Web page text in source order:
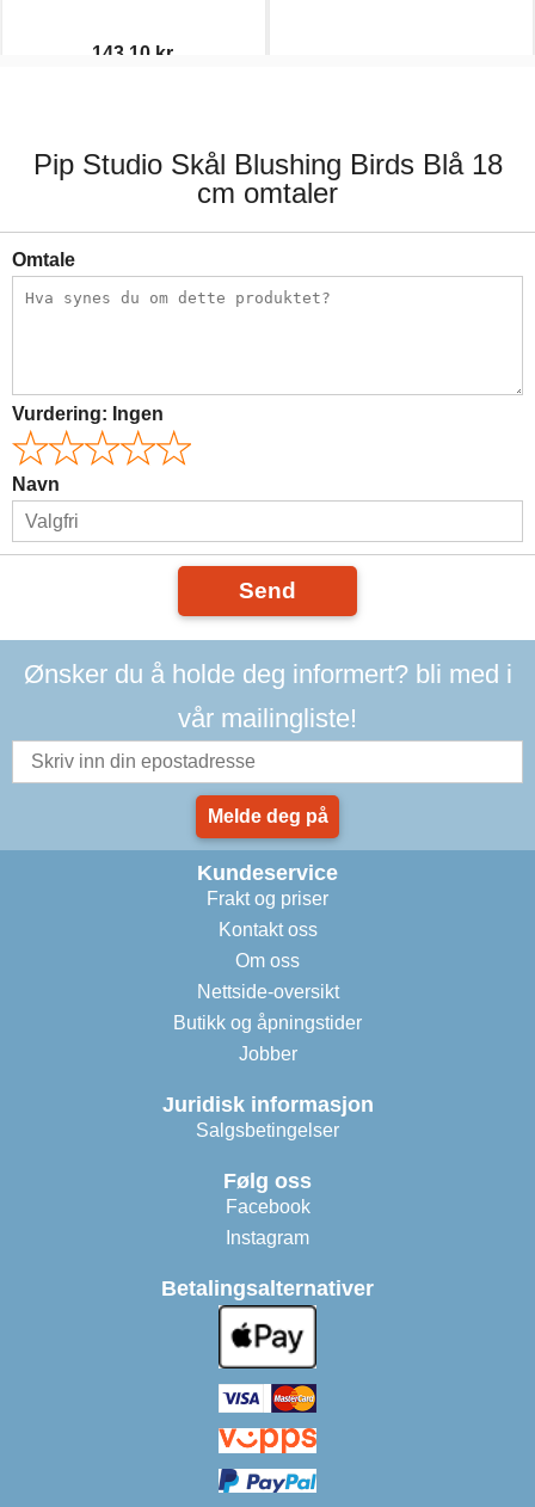
143,10 kr.
Pip Studio Skål Blushing Birds Blå 18
cm omtaler
Omtale
Vurdering: Ingen
Navn
Send
Ønsker du å holde deg informert? bli med i
vår mailingliste!
Melde deg på
Kundeservice
Frakt og priser
Kontakt oss
Om oss
Nettside-oversikt
Butikk og åpningstider
Jobber
Juridisk informasjon
Salgsbetingelser
Følg oss
Facebook
Instagram
Betalingsalternativer